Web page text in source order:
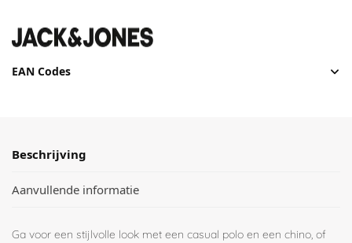
EAN Codes
Beschrijving
Aanvullende informatie
Ga voor een stijlvolle look met een casual polo en een chino, of